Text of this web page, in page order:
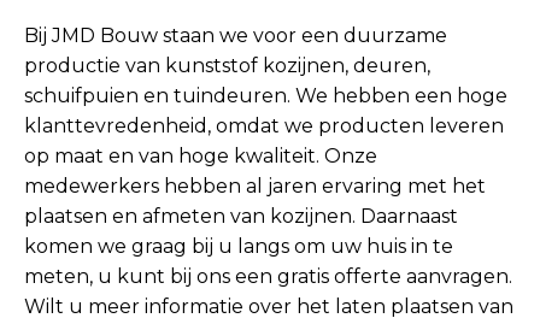
Bij JMD Bouw staan we voor een duurzame
productie van kunststof kozijnen, deuren,
schuifpuien en tuindeuren. We hebben een hoge
klanttevredenheid, omdat we producten leveren
op maat en van hoge kwaliteit. Onze
medewerkers hebben al jaren ervaring met het
plaatsen en afmeten van kozijnen. Daarnaast
komen we graag bij u langs om uw huis in te
meten, u kunt bij ons een gratis offerte aanvragen.
Wilt u meer informatie over het laten plaatsen van